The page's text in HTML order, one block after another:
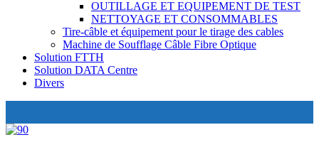
OUTILLAGE ET EQUIPEMENT DE TEST
NETTOYAGE ET CONSOMMABLES
Tire-câble et équipement pour le tirage des cables
Machine de Soufflage Câble Fibre Optique
Solution FTTH
Solution DATA Centre
Divers